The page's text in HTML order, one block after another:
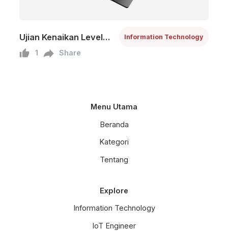
Ujian Kenaikan Level
Kelas 10 SIJA -
Information Technology
1 Share
Menu Utama
Beranda
Kategori
Tentang
Explore
Information Technology
IoT Engineer